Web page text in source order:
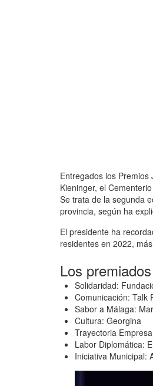
Entregados los
Kieninger, el
Se trata de la segunda
provincia, según ha
El presidente ha
residentes en 2022,
Los premiados
Solidaridad:
Comunicación: Talk
Sabor a Málaga:
Cultura: Georgina
Trayectoria
Labor Diplomática:
Iniciativa Municipal: